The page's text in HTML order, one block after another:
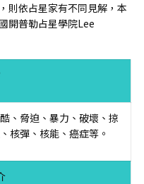
則依占星家有不同見解，本
開普勒占星學院Lee
、脅迫、暴力、破壞、掠
核彈、核能、癌症等。